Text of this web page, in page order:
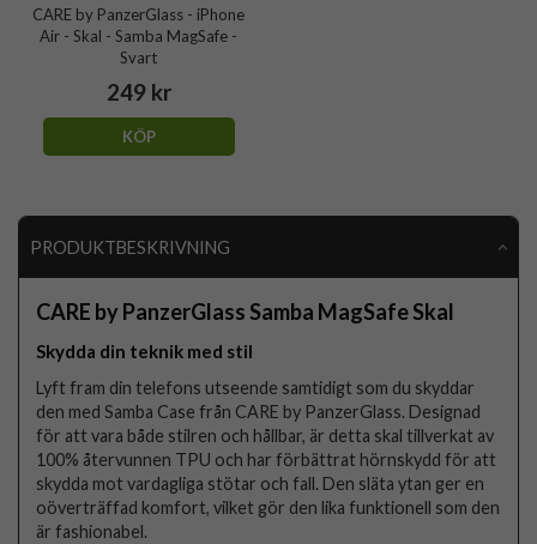
CARE by PanzerGlass - iPhone
Air - Skal - Samba MagSafe -
Svart
249 kr
KÖP
PRODUKTBESKRIVNING
CARE by PanzerGlass Samba MagSafe Skal
Skydda din teknik med stil
Lyft fram din telefons utseende samtidigt som du skyddar
den med Samba Case från CARE by PanzerGlass. Designad
för att vara både stilren och hållbar, är detta skal tillverkat av
100% återvunnen TPU och har förbättrat hörnskydd för att
skydda mot vardagliga stötar och fall. Den släta ytan ger en
oöverträffad komfort, vilket gör den lika funktionell som den
är fashionabel.